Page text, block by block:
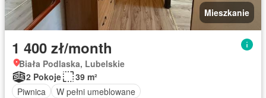
Mieszkanie
1 400 zł/month
Biała Podlaska, Lubelskie
2 Pokoje
39 m²
Piwnica
W pełni umeblowane